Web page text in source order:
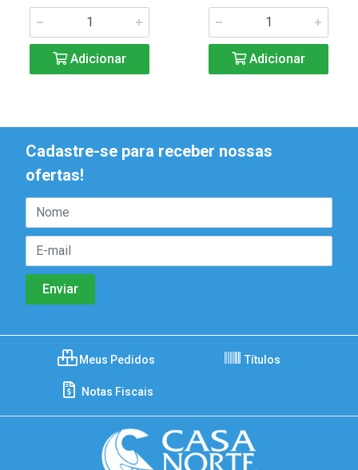
Adicionar Adicionar
Cadastre-se para receber nossas
ofertas!
Meus Pedidos Títulos
Notas Fiscais